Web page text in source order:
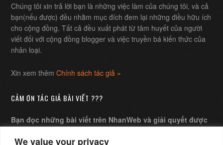
We value your privacy
Chúng tôi xin trả lời bạn là những việc làm của chúng tôi, và cả
bạn(nếu được) đều nhằm mục đích đem lại những điều hữu ích
cho cộng đồng. Tất cả đều xuất phát từ tâm huyết của người
viết đối với cộng đồng blogger và việc truyền bá kiến thức của
nhân loại.
Xin xem thêmChính sách tác giả »
CẢM ƠN TÁC GIẢ BÀI VIẾT ???
Bạn đọc những bài viết trên NhanWeb và giải quyết được
như lời cảm ơn tác giả ?